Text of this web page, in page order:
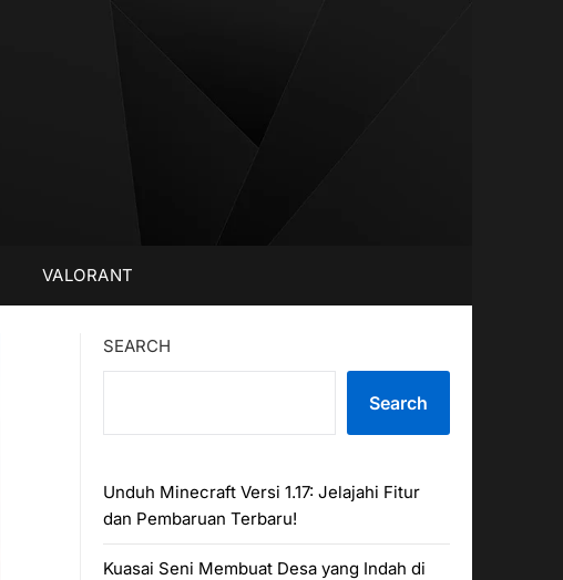
VALORANT
SEARCH
Search
Unduh Minecraft Versi 1.17: Jelajahi Fitur
dan Pembaruan Terbaru!
Kuasai Seni Membuat Desa yang Indah di